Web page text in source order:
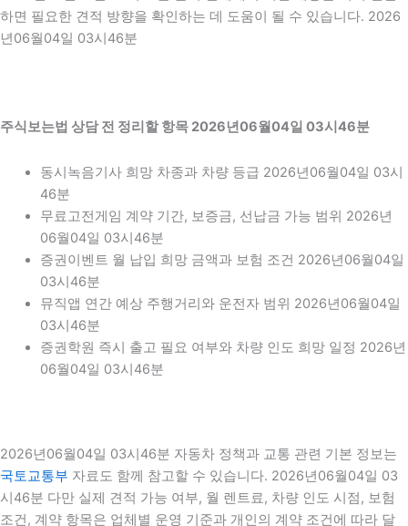
하면 필요한 견적 방향을 확인하는 데 도움이 될 수 있습니다. 2026
년06월04일 03시46분
주식보는법 상담 전 정리할 항목 2026년06월04일 03시46분
동시녹음기사 희망 차종과 차량 등급 2026년06월04일 03시
46분
무료고전게임 계약 기간, 보증금, 선납금 가능 범위 2026년
06월04일 03시46분
증권이벤트 월 납입 희망 금액과 보험 조건 2026년06월04일
03시46분
뮤직앱 연간 예상 주행거리와 운전자 범위 2026년06월04일
03시46분
증권학원 즉시 출고 필요 여부와 차량 인도 희망 일정 2026년
06월04일 03시46분
2026년06월04일 03시46분 자동차 정책과 교통 관련 기본 정보는
국토교통부 자료도 함께 참고할 수 있습니다. 2026년06월04일 03
시46분 다만 실제 견적 가능 여부, 월 렌트료, 차량 인도 시점, 보험
조건, 계약 항목은 업체별 운영 기준과 개인의 계약 조건에 따라 달